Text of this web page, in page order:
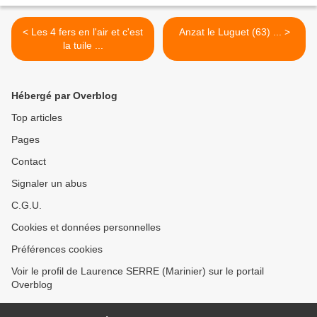
< Les 4 fers en l'air et c'est
la tuile ...
Anzat le Luguet (63) ... >
Hébergé par Overblog
Top articles
Pages
Contact
Signaler un abus
C.G.U.
Cookies et données personnelles
Préférences cookies
Voir le profil de Laurence SERRE (Marinier) sur le portail
Overblog